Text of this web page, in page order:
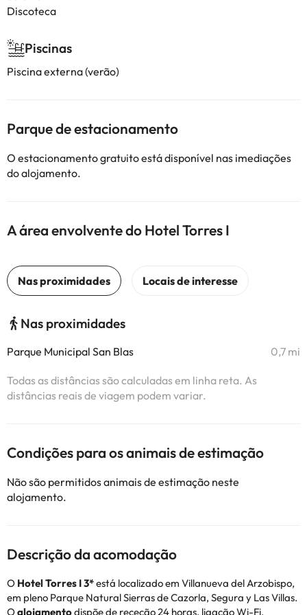
Discoteca
Piscinas
Piscina externa (verão)
Parque de estacionamento
O estacionamento gratuito está disponível nas imediações
do alojamento.
A área envolvente do Hotel Torres I
Nas proximidades
Parque Municipal San Blas 0,7 mi
Todas as distâncias são calculadas em linha reta. As
distâncias reais de viagem podem variar.
Condições para os animais de estimação
Não são permitidos animais de estimação neste
alojamento.
Descrição da acomodação
O Hotel Torres I 3*está localizado em Villanueva del Arzobispo,
em pleno Parque Natural Sierras de Cazorla, Segura y Las Villas.
Oalojamentodispõe de receção 24 horas, ligação Wi-Fi,